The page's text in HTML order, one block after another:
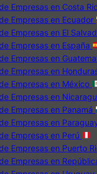
Empresas en Costa
Empresas en Ecuador
Empresas en El
Empresas en España
Empresas en
Empresas en
Empresas en México
Empresas en
Empresas en Panamá
Empresas en
Empresas en Perú
Empresas en Puerto
Empresas en